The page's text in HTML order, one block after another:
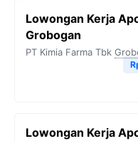
Lowongan Kerja
Grobogan
PT Kimia Farma Tbk
Lowongan Kerja